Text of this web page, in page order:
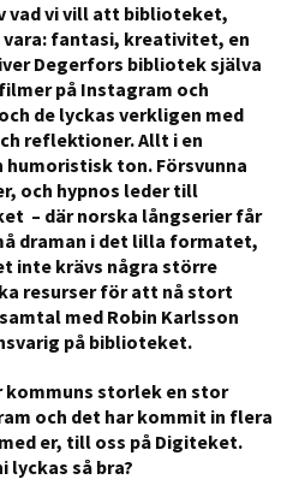
vad vi vill att biblioteket,
fantasi, kreativitet, en
Degerfors bibliotek själva
på Instagram och
de lyckas verkligen med
reflektioner. Allt i en
ton. Försvunna
och hypnos leder till
– där norska långserier får
draman i det lilla formatet,
inte krävs några större
resurser för att nå stort
med Robin Karlsson
på biblioteket.
storlek en stor
och det har kommit in flera
er, till oss på Digiteket.
lyckas så bra?